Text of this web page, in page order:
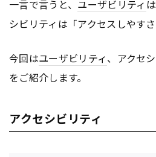
一言で言うと、 ユーザビリティ
シビリティは「アクセスしやすさ
今回はユーザビリティ、アクセ
をご紹介します。
アクセシビリティ